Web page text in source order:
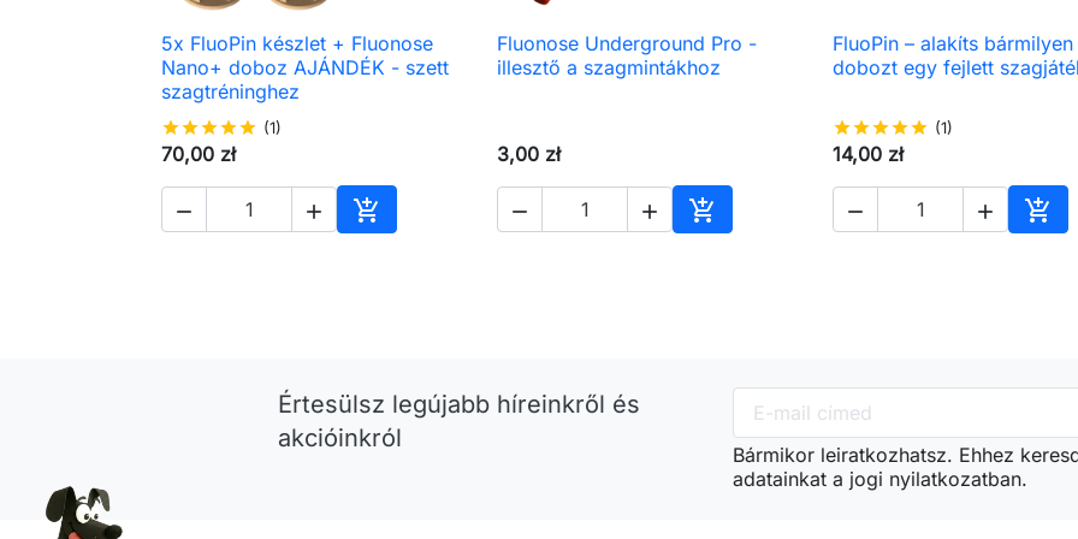
 Előnézet
5x FluoPin készlet + Fluonose
Nano+ doboz AJÁNDÉK - szett
szagtréninghez
starstarstarstarstar (1)
70,00 zł
  
Kosárba
 Előnézet
Fluonose Underground Pro -
illesztő a szagmintákhoz
3,00 zł
  
Kosárba
 Előnézet
FluoPin – alakíts bármilyen
dobozt egy fejlett
starstarstarstarstar (1)
14,00 zł
  
Értesülsz legújabb híreinkről és
akcióinkról
Bármikor leiratkozhatsz. Ehhez
adatainkat a jogi nyilatkozatban.